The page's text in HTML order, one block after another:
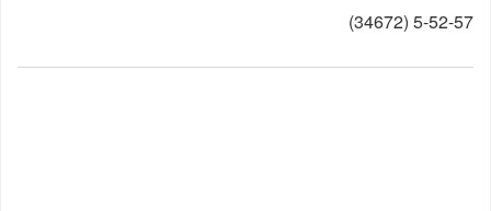
(34672) 5-52-57